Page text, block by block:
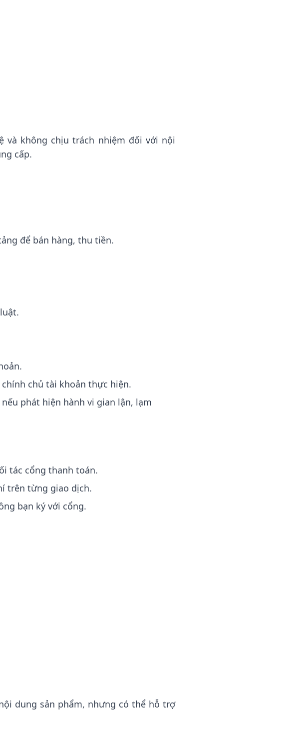
và không chịu trách nhiệm đối với nội
cấp.
để bán hàng, thu tiền.
chủ tài khoản thực hiện.
phát hiện hành vi gian lận, lạm
tác cổng thanh toán.
trên từng giao dịch.
bạn ký với cổng.
dung sản phẩm, nhưng có thể hỗ trợ